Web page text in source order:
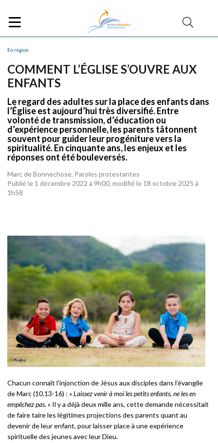
En région
COMMENT L’ÉGLISE S’OUVRE AUX
ENFANTS
Le regard des adultes sur la place des enfants dans
l’Église est aujourd’hui très diversifié. Entre
volonté de transmission, d’éducation ou
d’expérience personnelle, les parents tâtonnent
souvent pour guider leur progéniture vers la
spiritualité. En cinquante ans, les enjeux et les
réponses ont été bouleversés.
Marc de Bonnechose, Paroles protestantes
Publié le 1 décembre 2022 à 9h00, modifié le 18 octobre 2025 à
1h58
Chacun connaît l’injonction de Jésus aux disciples dans l’évangile
de Marc (10.13-16) : «Laissez venir à moi les petits enfants, ne les en
empêchez pas. » Il y a déjà deux mille ans, cette demande nécessitait
de faire taire les légitimes projections des parents quant au
devenir de leur enfant, pour laisser place à une expérience
spirituelle des jeunes avec leur Dieu.